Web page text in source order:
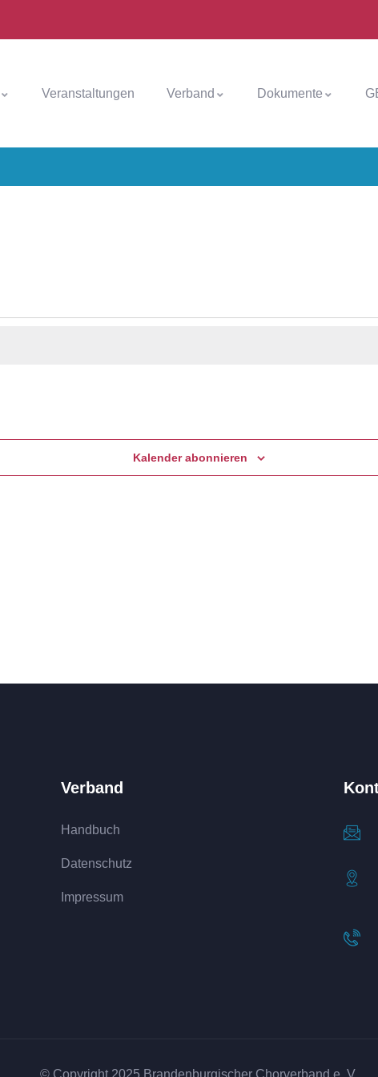
Veranstaltungen Verband Dokumente
Kalender abonnieren
Verband
Handbuch
Datenschutz
Impressum
© Copyright 2025 Brandenburgischer Chorverband e. V.